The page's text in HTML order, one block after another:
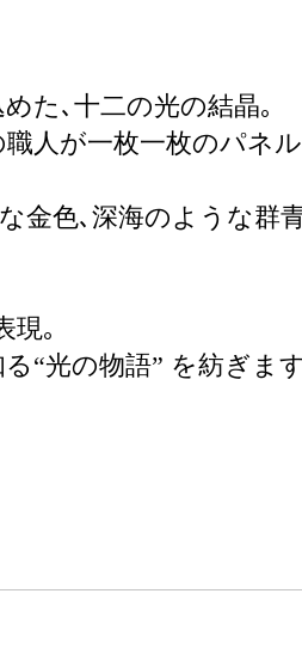
た､十二の光の結晶｡
人が一枚一枚のパネ
色､深海のような群
現｡
“光の物語” を紡ぎま